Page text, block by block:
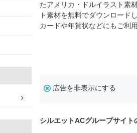
たアメリカ・ドルイラスト素
ト素材を無料でダウンロード
カードや年賀状などにもご利
広告を非表示にする
シルエットACグループサイ